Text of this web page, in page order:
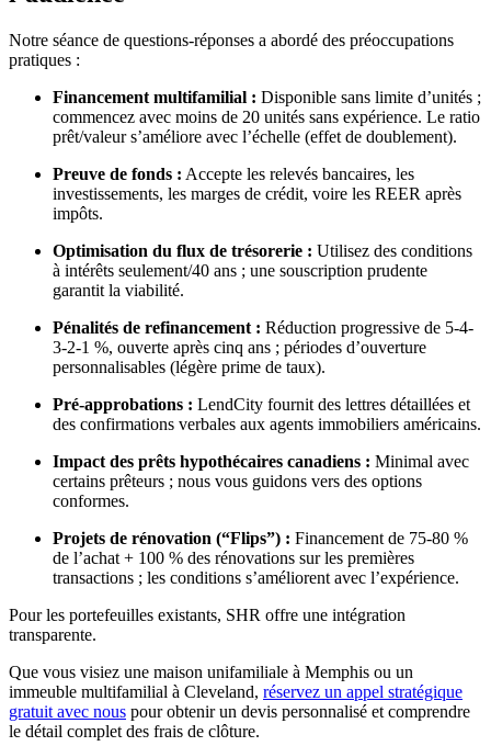
Notre séance de questions-réponses a abordé des préoccupations
pratiques :
Financement multifamilial : Disponible sans limite d’unités ;
commencez avec moins de 20 unités sans expérience. Le ratio
prêt/valeur s’améliore avec l’échelle (effet de doublement).
Preuve de fonds : Accepte les relevés bancaires, les
investissements, les marges de crédit, voire les REER après
impôts.
Optimisation du flux de trésorerie : Utilisez des conditions
à intérêts seulement/40 ans ; une souscription prudente
garantit la viabilité.
Pénalités de refinancement : Réduction progressive de 5-4-
3-2-1 %, ouverte après cinq ans ; périodes d’ouverture
personnalisables (légère prime de taux).
Pré-approbations : LendCity fournit des lettres détaillées et
des confirmations verbales aux agents immobiliers américains.
Impact des prêts hypothécaires canadiens : Minimal avec
certains prêteurs ; nous vous guidons vers des options
conformes.
Projets de rénovation (“Flips”) : Financement de 75-80 %
de l’achat + 100 % des rénovations sur les premières
transactions ; les conditions s’améliorent avec l’expérience.
Pour les portefeuilles existants, SHR offre une intégration
transparente.
Que vous visiez une maison unifamiliale à Memphis ou un
immeuble multifamilial à Cleveland, réservez un appel stratégique
gratuit avec nous pour obtenir un devis personnalisé et comprendre
le détail complet des frais de clôture.